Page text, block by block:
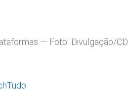
— Foto: Divulgação/CD